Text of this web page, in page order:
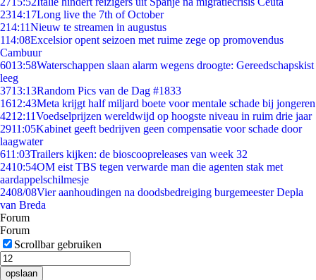
2314:17Long live the 7th of October
214:11Nieuw te streamen in augustus
114:08Excelsior opent seizoen met ruime zege op promovendus
Cambuur
6013:58Waterschappen slaan alarm wegens droogte: Gereedschapskist
leeg
3713:13Random Pics van de Dag #1833
1612:43Meta krijgt half miljard boete voor mentale schade bij jongeren
4212:11Voedselprijzen wereldwijd op hoogste niveau in ruim drie jaar
2911:05Kabinet geeft bedrijven geen compensatie voor schade door
laagwater
611:03Trailers kijken: de bioscoopreleases van week 32
2410:54OM eist TBS tegen verwarde man die agenten stak met
aardappelschilmesje
2408/08Vier aanhoudingen na doodsbedreiging burgemeester Depla
van Breda
Forum
Forum
Scrollbar gebruiken
opslaan